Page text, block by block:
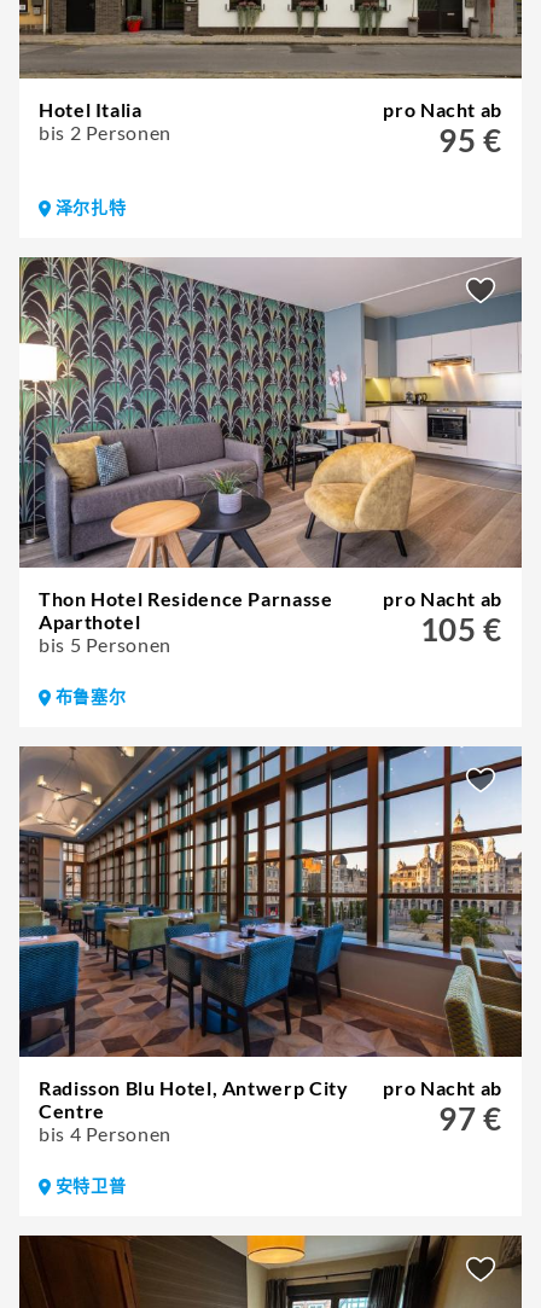
Hotel Italia
bis 2 Personen
pro Nacht ab
95 €
泽尔扎特
Thon Hotel Residence Parnasse
Aparthotel
bis 5 Personen
pro Nacht ab
105 €
布鲁塞尔
Radisson Blu Hotel, Antwerp City
Centre
bis 4 Personen
pro Nacht ab
97 €
安特卫普